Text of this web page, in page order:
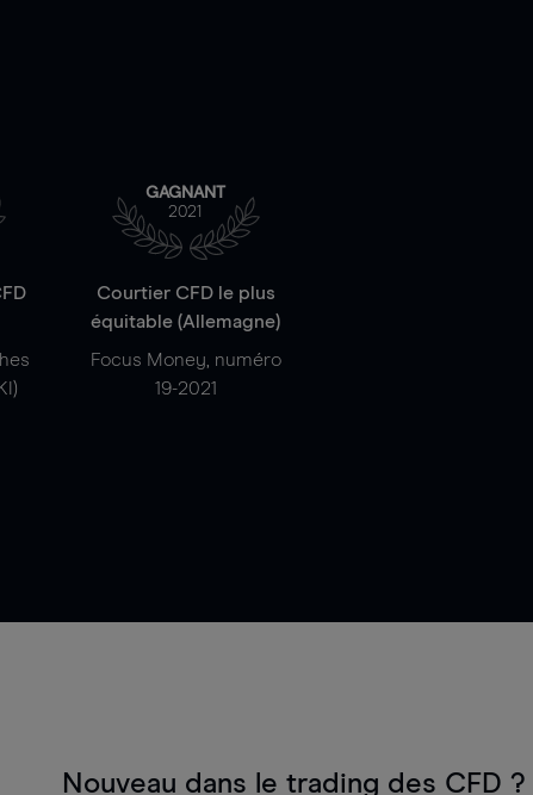
GAGNANT
2021
Courtier CFD le plus
équitable (Allemagne)
Focus Money, numéro
19-2021
Nouveau dans le trading des CFD ?